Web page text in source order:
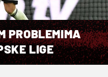
PROBLEMIMA
LIGE